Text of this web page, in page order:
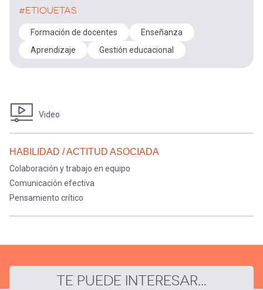
#ETIQUETAS
Formación de docentes
Enseñanza
Aprendizaje
Gestión educacional
Video
HABILIDAD / ACTITUD ASOCIADA
Colaboración y trabajo en equipo
Comunicación efectiva
Pensamiento crítico
TE PUEDE INTERESAR...